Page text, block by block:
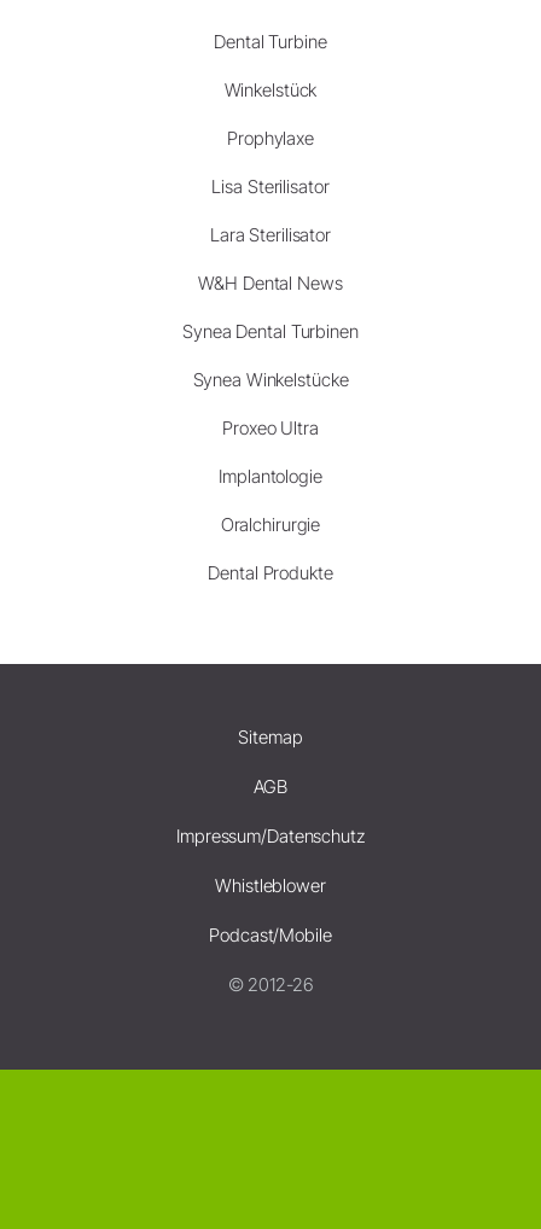
Dental Turbine
Winkelstück
Prophylaxe
Lisa Sterilisator
Lara Sterilisator
W&H Dental News
Synea Dental Turbinen
Synea Winkelstücke
Proxeo Ultra
Implantologie
Oralchirurgie
Dental Produkte
Sitemap
AGB
Impressum/Datenschutz
Whistleblower
Podcast/Mobile
© 2012-26